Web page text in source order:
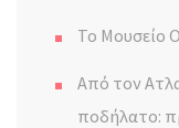
Το Μουσείο
Από τον
ποδήλατο: